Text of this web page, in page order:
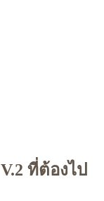
ที่ต้องไป